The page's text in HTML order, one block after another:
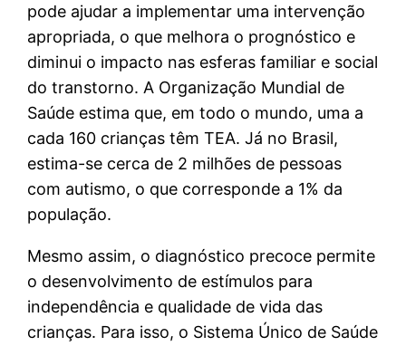
pode ajudar a implementar uma intervenção
apropriada, o que melhora o prognóstico e
diminui o impacto nas esferas familiar e social
do transtorno. A Organização Mundial de
Saúde estima que, em todo o mundo, uma a
cada 160 crianças têm TEA. Já no Brasil,
estima-se cerca de 2 milhões de pessoas
com autismo, o que corresponde a 1% da
população.
Mesmo assim, o diagnóstico precoce permite
o desenvolvimento de estímulos para
independência e qualidade de vida das
crianças. Para isso, o Sistema Único de Saúde